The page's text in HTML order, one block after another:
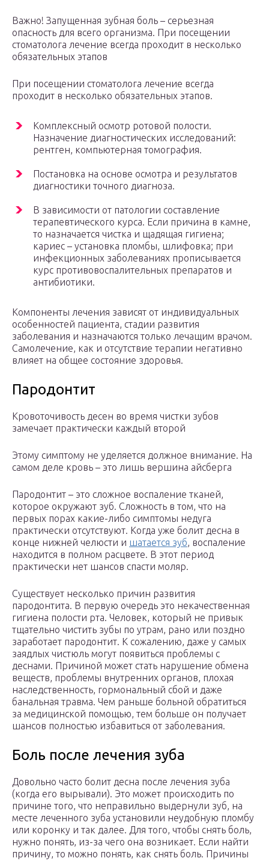
Важно! Запущенная зубная боль – серьезная
опасность для всего организма. При посещении
стоматолога лечение всегда проходит в несколько
обязательных этапов
При посещении стоматолога лечение всегда
проходит в несколько обязательных этапов.
Комплексный осмотр ротовой полости.
Назначение диагностических исследований:
рентген, компьютерная томография.
Постановка на основе осмотра и результатов
диагностики точного диагноза.
В зависимости от патологии составление
терапевтического курса. Если причина в камне,
то назначается чистка и щадящая гигиена;
кариес – установка пломбы, шлифовка; при
инфекционных заболеваниях прописывается
курс противовоспалительных препаратов и
антибиотики.
Компоненты лечения зависят от индивидуальных
особенностей пациента, стадии развития
заболевания и назначаются только лечащим врачом.
Самолечение, как и отсутствие терапии негативно
влияет на общее состояние здоровья.
Пародонтит
Кровоточивость десен во время чистки зубов
замечает практически каждый второй
Этому симптому не уделяется должное внимание. На
самом деле кровь – это лишь вершина айсберга
Пародонтит – это сложное воспаление тканей,
которое окружают зуб. Сложность в том, что на
первых порах какие-либо симптомы недуга
практически отсутствуют. Когда уже болит десна в
конце нижней челюсти и шатается зуб, воспаление
находится в полном расцвете. В этот период
практически нет шансов спасти моляр.
Существует несколько причин развития
пародонтита. В первую очередь это некачественная
гигиена полости рта. Человек, который не привык
тщательно чистить зубы по утрам, рано или поздно
заработает пародонтит. К сожалению, даже у самых
заядлых чистюль могут появиться проблемы с
деснами. Причиной может стать нарушение обмена
веществ, проблемы внутренних органов, плохая
наследственность, гормональный сбой и даже
банальная травма. Чем раньше больной обратиться
за медицинской помощью, тем больше он получает
шансов полностью избавиться от заболевания.
Боль после лечения зуба
Довольно часто болит десна после лечения зуба
(когда его вырывали). Это может происходить по
причине того, что неправильно выдернули зуб, на
месте леченного зуба установили неудобную пломбу
или коронку и так далее. Для того, чтобы снять боль,
нужно понять, из-за чего она возникает. Если найти
причину, то можно понять, как снять боль. Причины